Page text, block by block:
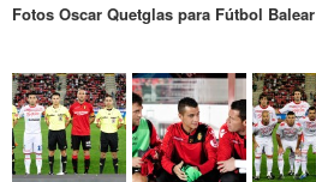
Fotos Oscar Quetglas para Fútbol Balear